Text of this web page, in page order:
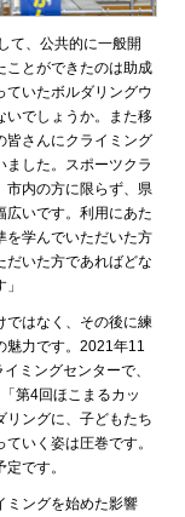
て、公共的に一般開
ことができたのは助成
ていたボルダリングウ
いでしょうか。また移
皆さんにクライミング
ました。スポーツクラ
市内の方に限らず、県
広いです。利用にあた
を学んでいただいた方
だいた方であればどな
はなく、その後に練
魅力です。2021年11
ミングセンターで、
第4回ほこまるカッ
リングに、子どもたち
いく姿は圧巻です。
です。
ミングを始めた影響